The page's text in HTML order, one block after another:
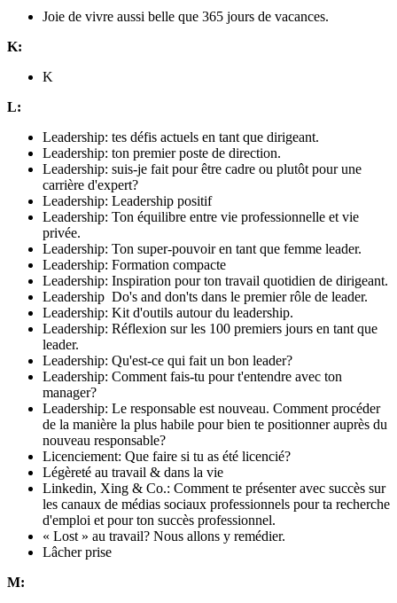
Joie de vivre aussi belle que 365 jours de vacances.
K:
K
L:
Leadership: tes défis actuels en tant que dirigeant.
Leadership: ton premier poste de direction.
Leadership: suis-je fait pour être cadre ou plutôt pour une
carrière d'expert?
Leadership: Leadership positif
Leadership: Ton équilibre entre vie professionnelle et vie
privée.
Leadership: Ton super-pouvoir en tant que femme leader.
Leadership: Formation compacte
Leadership: Inspiration pour ton travail quotidien de dirigeant.
Leadership Do's and don'ts dans le premier rôle de leader.
Leadership: Kit d'outils autour du leadership.
Leadership: Réflexion sur les 100 premiers jours en tant que
leader.
Leadership: Qu'est-ce qui fait un bon leader?
Leadership: Comment fais-tu pour t'entendre avec ton
manager?
Leadership: Le responsable est nouveau. Comment procéder
de la manière la plus habile pour bien te positionner auprès du
nouveau responsable?
Licenciement: Que faire si tu as été licencié?
Légèreté au travail & dans la vie
Linkedin, Xing & Co.: Comment te présenter avec succès sur
les canaux de médias sociaux professionnels pour ta recherche
d'emploi et pour ton succès professionnel.
« Lost » au travail? Nous allons y remédier.
Lâcher prise
M: